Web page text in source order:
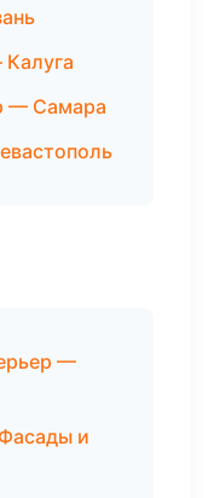
— Самара
—
и